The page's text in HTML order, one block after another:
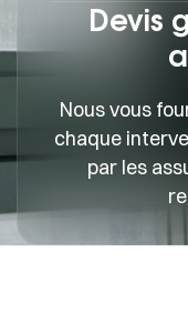
Devis
Nous vous
chaque
par les